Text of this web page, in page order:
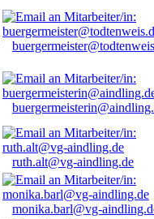
ruth.alt@vg-aindling.de
monika.barl@vg-